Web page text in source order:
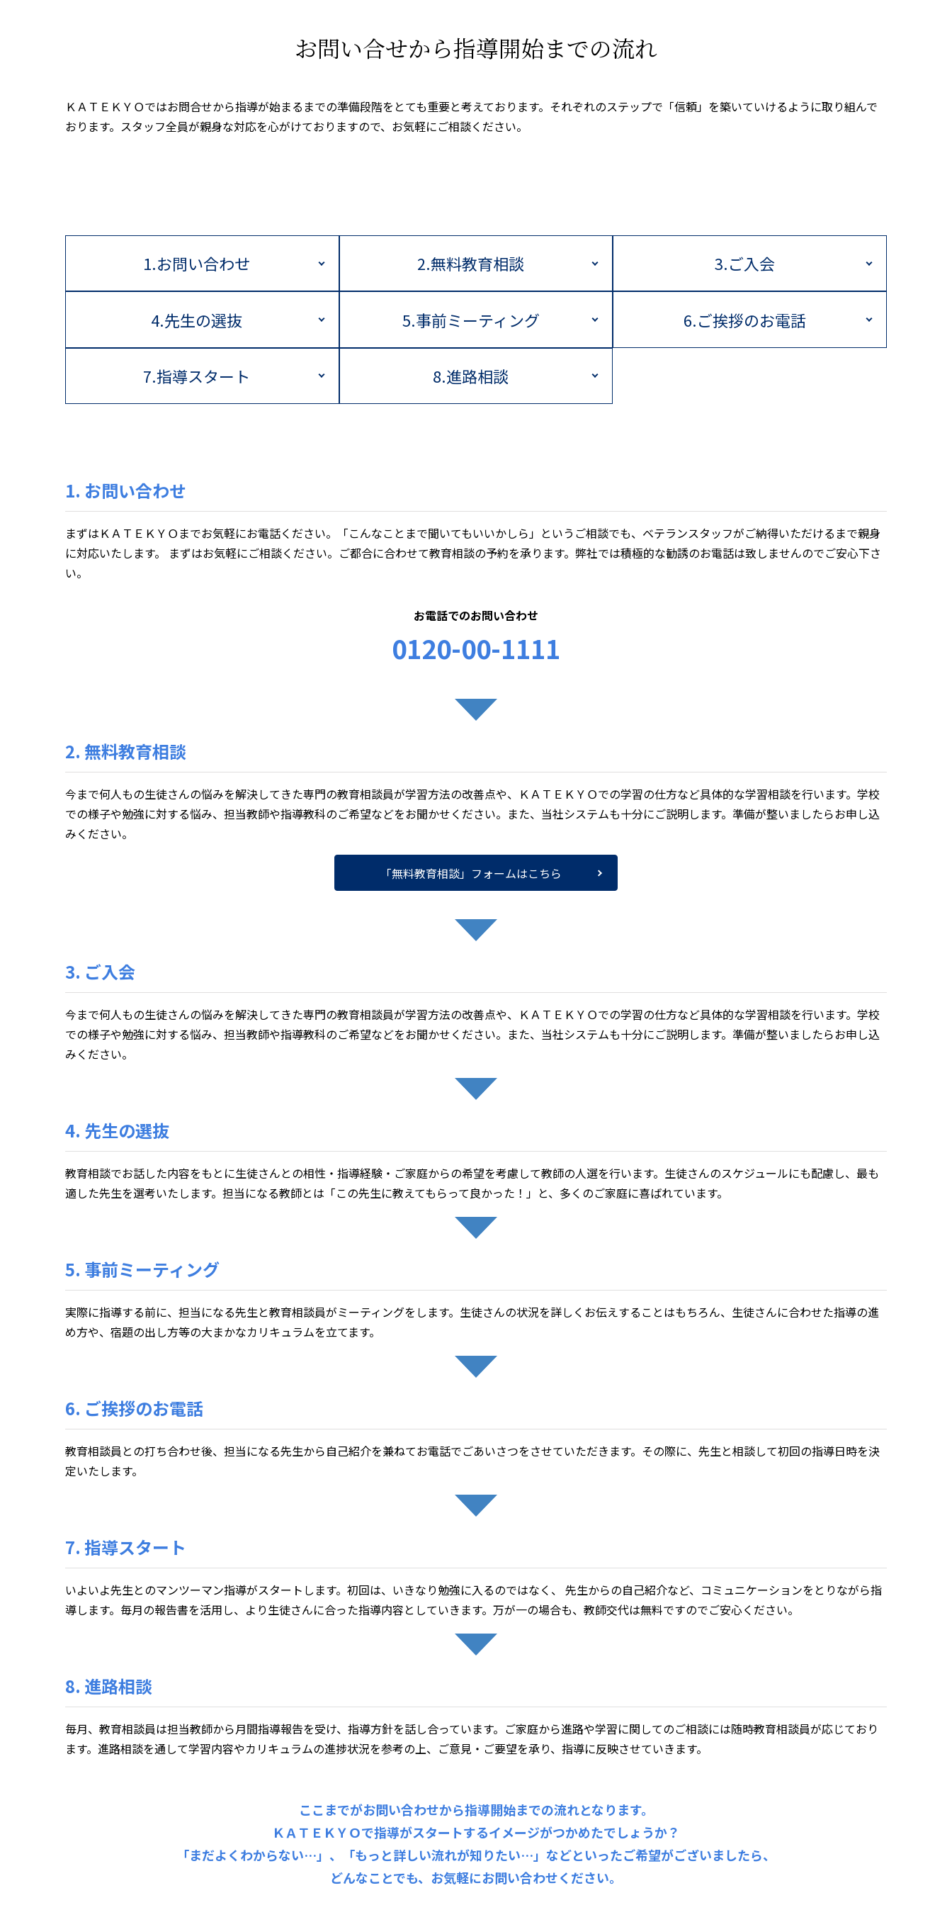
お問い合せから指導開始までの流れ
ＫＡＴＥＫＹＯではお問合せから指導が始まるまでの準備段階をとても重要と考えております。それぞれのステップで「信頼」を築いていけるように取り組んで
おります。スタッフ全員が親身な対応を心がけておりますので、お気軽にご相談ください。
1.お問い合わせ 2.無料教育相談 3.ご入会
4.先生の選抜 5.事前ミーティング 6.ご挨拶のお電話
7.指導スタート 8.進路相談
1. お問い合わせ
まずはＫＡＴＥＫＹＯまでお気軽にお電話ください。「こんなことまで聞いてもいいかしら」というご相談でも、ベテランスタッフがご納得いただけるまで親身
に対応いたします。 まずはお気軽にご相談ください。ご都合に合わせて教育相談の予約を承ります。弊社では積極的な勧誘のお電話は致しませんのでご安心下さ
い。
お電話でのお問い合わせ
0120-00-1111
2. 無料教育相談
今まで何人もの生徒さんの悩みを解決してきた専門の教育相談員が学習方法の改善点や、ＫＡＴＥＫＹＯでの学習の仕方など具体的な学習相談を行います。学校
での様子や勉強に対する悩み、担当教師や指導教科のご希望などをお聞かせください。また、当社システムも十分にご説明します。準備が整いましたらお申し込
みください。
「無料教育相談」フォームはこちら
3. ご入会
今まで何人もの生徒さんの悩みを解決してきた専門の教育相談員が学習方法の改善点や、ＫＡＴＥＫＹＯでの学習の仕方など具体的な学習相談を行います。学校
での様子や勉強に対する悩み、担当教師や指導教科のご希望などをお聞かせください。また、当社システムも十分にご説明します。準備が整いましたらお申し込
みください。
4. 先生の選抜
教育相談でお話した内容をもとに生徒さんとの相性・指導経験・ご家庭からの希望を考慮して教師の人選を行います。生徒さんのスケジュールにも配慮し、最も
適した先生を選考いたします。担当になる教師とは「この先生に教えてもらって良かった！」と、多くのご家庭に喜ばれています。
5. 事前ミーティング
実際に指導する前に、担当になる先生と教育相談員がミーティングをします。生徒さんの状況を詳しくお伝えすることはもちろん、生徒さんに合わせた指導の進
め方や、宿題の出し方等の大まかなカリキュラムを立てます。
6. ご挨拶のお電話
教育相談員との打ち合わせ後、担当になる先生から自己紹介を兼ねてお電話でごあいさつをさせていただきます。その際に、先生と相談して初回の指導日時を決
定いたします。
7. 指導スタート
いよいよ先生とのマンツーマン指導がスタートします。初回は、いきなり勉強に入るのではなく、 先生からの自己紹介など、コミュニケーションをとりながら指
導します。毎月の報告書を活用し、より生徒さんに合った指導内容としていきます。万が一の場合も、教師交代は無料ですのでご安心ください。
8. 進路相談
毎月、教育相談員は担当教師から月間指導報告を受け、指導方針を話し合っています。ご家庭から進路や学習に関してのご相談には随時教育相談員が応じており
ます。進路相談を通して学習内容やカリキュラムの進捗状況を参考の上、ご意見・ご要望を承り、指導に反映させていきます。
ここまでがお問い合わせから指導開始までの流れとなります。
ＫＡＴＥＫＹＯで指導がスタートするイメージがつかめたでしょうか？
「まだよくわからない…」、「もっと詳しい流れが知りたい…」などといったご希望がございましたら、
どんなことでも、お気軽にお問い合わせください。